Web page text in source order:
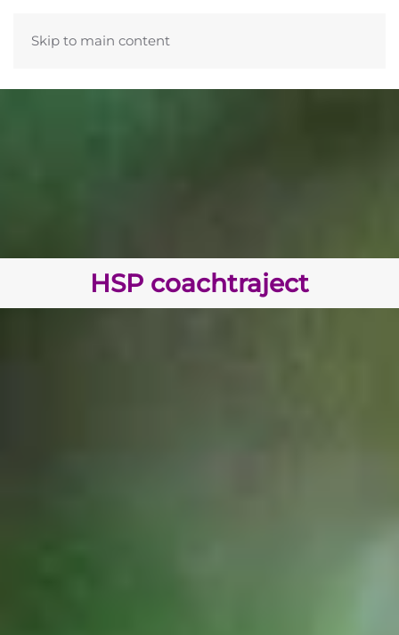
Skip to main content
HSP coachtraject